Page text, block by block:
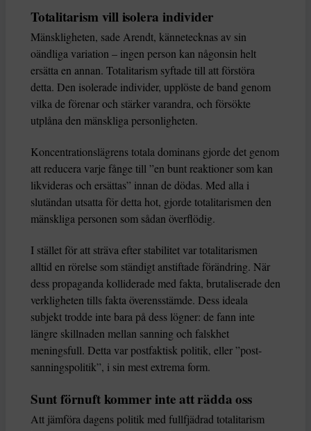
Totalitarism vill isolera individer
Mänskligheten, sade Arendt, kännetecknas av sin
oändliga variation – ingen person kan någonsin helt
ersätta en annan. Totalitarism syftade till att förstöra
detta. Den isolerade individer, upplöste de band genom
vilka de förenar och stärker varandra, och försökte
utplåna den mänskliga personligheten.
Koncentrationslägrens totala dominans gjorde det genom
att reducera varje fånge till ”en bunt reaktioner som kan
likvideras och ersättas” innan de dödas. Med alla i
slutändan utsatta för detta hot, gjorde totalitarismen den
mänskliga personen som sådan överflödig.
I stället för att sträva efter stabilitet var totalitarismen
alltid en rörelse som ständigt anstiftade förändring. När
dess propaganda kolliderade med fakta, brutaliserade den
verkligheten tills fakta överensstämde. Dess ideala
subjekt trodde inte bara på dess lögner: de fann inte
längre skillnaden mellan sanning och falskhet
meningsfull. Detta var postfaktisk politik, eller ”post-
sanningspolitik”, i sin mest extrema form.
Sunt förnuft kommer inte att rädda oss
Att jämföra dagens politik med fullfjädrad totalitarism